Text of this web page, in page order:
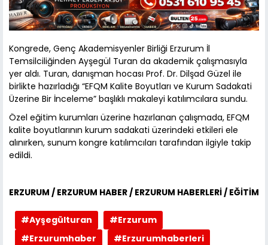
Kongrede, Genç Akademisyenler Birliği Erzurum İl
Temsilciliğinden Ayşegül Turan da akademik çalışmasıyla
yer aldı. Turan, danışman hocası Prof. Dr. Dilşad Güzel ile
birlikte hazırladığı “EFQM Kalite Boyutları ve Kurum Sadakati
Üzerine Bir İnceleme” başlıklı makaleyi katılımcılara sundu.
Özel eğitim kurumları üzerine hazırlanan çalışmada, EFQM
kalite boyutlarının kurum sadakati üzerindeki etkileri ele
alınırken, sunum kongre katılımcıları tarafından ilgiyle takip
edildi.
ERZURUM / ERZURUM HABER / ERZURUM HABERLERİ / EĞİTİM
#Ayşegülturan
#Erzurum
#Erzurumhaber
#Erzurumhaberleri